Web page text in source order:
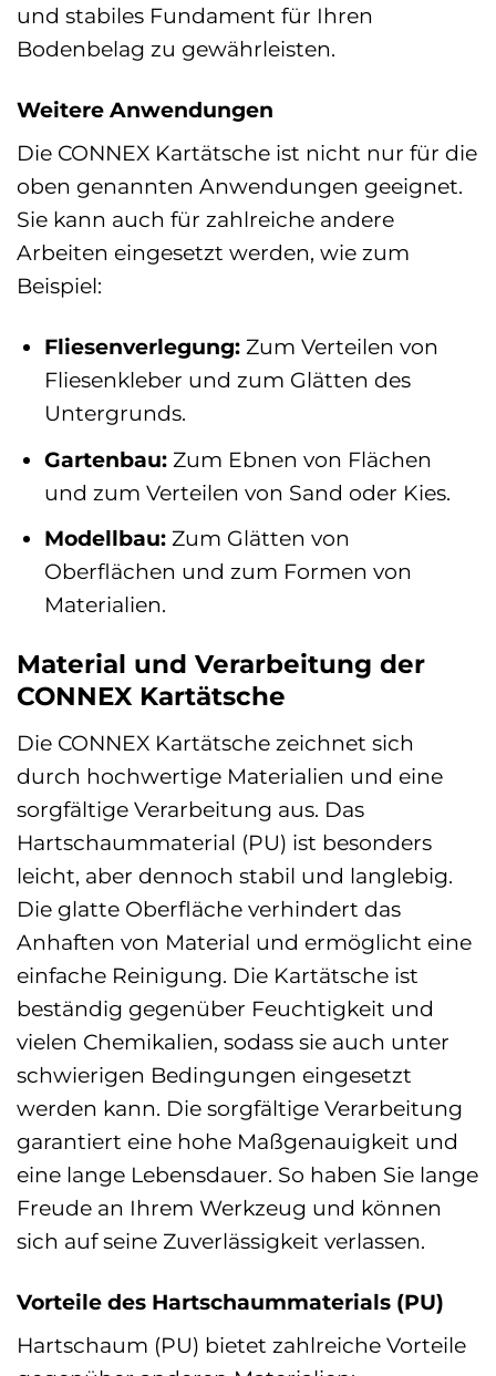
und stabiles Fundament für Ihren
Bodenbelag zu gewährleisten.
Weitere Anwendungen
Die CONNEX Kartätsche ist nicht nur für die
oben genannten Anwendungen geeignet.
Sie kann auch für zahlreiche andere
Arbeiten eingesetzt werden, wie zum
Beispiel:
Fliesenverlegung:Zum Verteilen von
Fliesenkleber und zum Glätten des
Untergrunds.
Gartenbau:Zum Ebnen von Flächen
und zum Verteilen von Sand oder Kies.
Modellbau:Zum Glätten von
Oberflächen und zum Formen von
Materialien.
Material und Verarbeitung der
CONNEX Kartätsche
Die CONNEX Kartätsche zeichnet sich
durch hochwertige Materialien und eine
sorgfältige Verarbeitung aus. Das
Hartschaummaterial (PU) ist besonders
leicht, aber dennoch stabil und langlebig.
Die glatte Oberfläche verhindert das
Anhaften von Material und ermöglicht eine
einfache Reinigung. Die Kartätsche ist
beständig gegenüber Feuchtigkeit und
vielen Chemikalien, sodass sie auch unter
schwierigen Bedingungen eingesetzt
werden kann. Die sorgfältige Verarbeitung
garantiert eine hohe Maßgenauigkeit und
eine lange Lebensdauer. So haben Sie lange
Freude an Ihrem Werkzeug und können
sich auf seine Zuverlässigkeit verlassen.
Vorteile des Hartschaummaterials (PU)
Hartschaum (PU) bietet zahlreiche Vorteile